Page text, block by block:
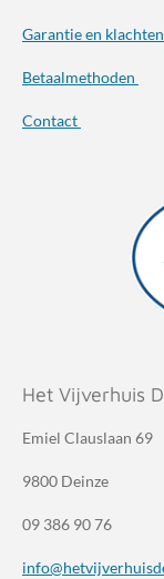
Garantie en klachten
Betaalmethoden
Contact
Het Vijverhuis
Emiel Clauslaan 69
9800 Deinze
09 386 90 76